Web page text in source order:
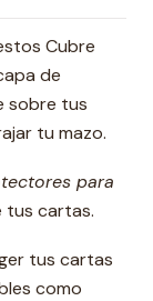
Cubre
de
sobre tus
tu mazo.
para
tus cartas.
tus cartas
como